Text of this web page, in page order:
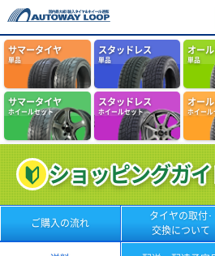
サマータイヤ
単品
スタッドレス
単品
オー
単品
サマータイヤ
ホイールセット
スタッドレス
ホイールセット
オー
ホイール
ショッピングガ
ご購入の流れ
タイヤの取付･
交換について